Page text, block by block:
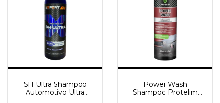
SH Ultra Shampoo
Automotivo Ultra
Power Wash
Shampoo Protelim